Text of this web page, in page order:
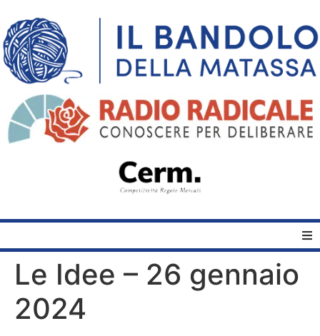
Home
Le Idee – 26 gennaio
2024